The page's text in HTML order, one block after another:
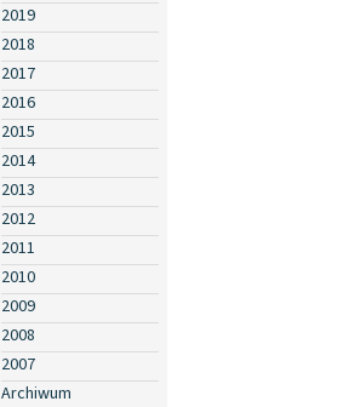
2019
2018
2017
2016
2015
2014
2013
2012
2011
2010
2009
2008
2007
Archiwum